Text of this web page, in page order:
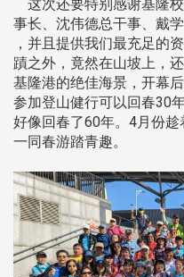
这次还要特别感谢基隆
事长、沈伟德总干事、戴
，并且提供我们最充足的
蹟之外，竟然在山坡上，
基隆港的绝佳海景，开幕
参加登山健行可以回春30
好像回春了60年。4月份
一同春游踏青趣。